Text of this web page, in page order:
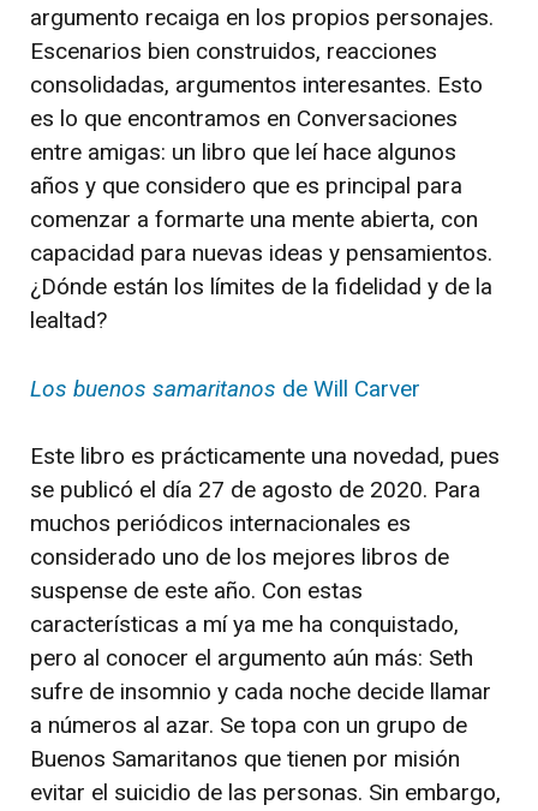
argumento recaiga en los propios personajes.
Escenarios bien construidos, reacciones
consolidadas, argumentos interesantes. Esto
es lo que encontramos en Conversaciones
entre amigas: un libro que leí hace algunos
años y que considero que es principal para
comenzar a formarte una mente abierta, con
capacidad para nuevas ideas y pensamientos.
¿Dónde están los límites de la fidelidad y de la
lealtad?
Los buenos samaritanos de Will Carver
Este libro es prácticamente una novedad, pues
se publicó el día 27 de agosto de 2020. Para
muchos periódicos internacionales es
considerado uno de los mejores libros de
suspense de este año. Con estas
características a mí ya me ha conquistado,
pero al conocer el argumento aún más: Seth
sufre de insomnio y cada noche decide llamar
a números al azar. Se topa con un grupo de
Buenos Samaritanos que tienen por misión
evitar el suicidio de las personas. Sin embargo,